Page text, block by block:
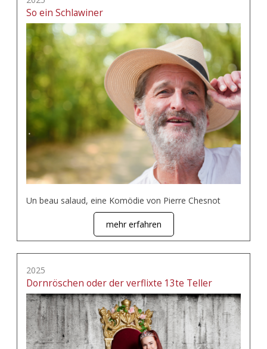
So ein Schlawiner
Un beau salaud, eine Komödie von Pierre Chesnot
mehr erfahren
2025
Dornröschen oder der verflixte 13te Teller